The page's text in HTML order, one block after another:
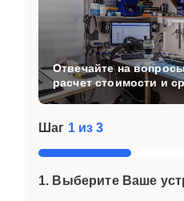
Шаг 1 из 3
1. Выберите Ваше
Отвечайте на
расчет стоимости и